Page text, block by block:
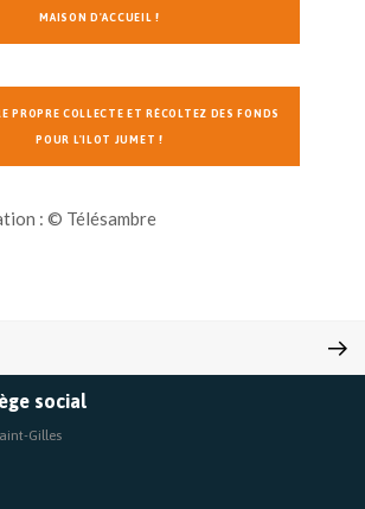
MAISON D'ACCUEIL !
PROPRE COLLECTE ET RÉCOLTEZ DES FONDS
POUR L'ILOT JUMET !
: © Télésambre
social
Gilles